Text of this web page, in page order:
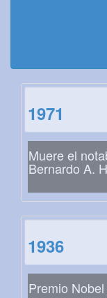
1971
Muere el
Bernardo A.
1936
Premio